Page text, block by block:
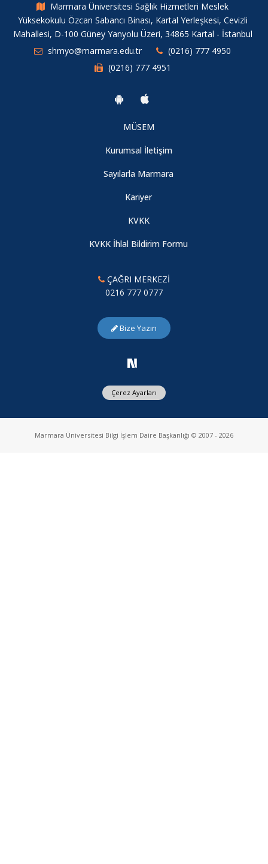
Marmara Üniversitesi Sağlık Hizmetleri Meslek
Yüksekokulu Özcan Sabancı Binası, Kartal Yerleşkesi, Cevizli
Mahallesi, D-100 Güney Yanyolu Üzeri, 34865 Kartal - İstanbul
shmyo@marmara.edu.tr
(0216) 777 4950
(0216) 777 4951
MÜSEM
Kurumsal İletişim
Sayılarla Marmara
Kariyer
KVKK
KVKK İhlal Bildirim Formu
ÇAĞRI MERKEZİ
0216 777 0777
Bize Yazın
Çerez Ayarları
Marmara Üniversitesi Bilgi İşlem Daire Başkanlığı © 2007 - 2026